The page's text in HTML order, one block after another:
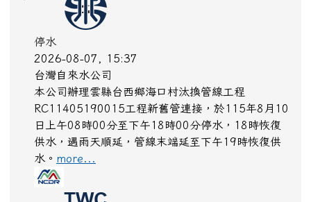
停水
2026-08-07, 15:37
台灣自來水公司
本公司辦理雲縣台西鄉海口村汰換管線工程
RC11405190015工程新舊管連接，於115年8月10
日上午08時00分至下午18時00分停水，18時恢復
供水，遇雨天順延，管線末端延至下午19時恢復供